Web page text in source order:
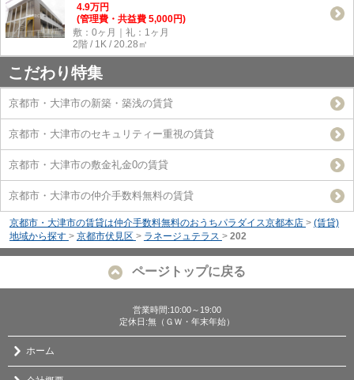
4.9万円
(管理費・共益費 5,000円)
敷：0ヶ月｜礼：1ヶ月
2階 / 1K / 20.28㎡
こだわり特集
京都市・大津市の新築・築浅の賃貸
京都市・大津市のセキュリティー重視の賃貸
京都市・大津市の敷金礼金0の賃貸
京都市・大津市の仲介手数料無料の賃貸
京都市・大津市の賃貸は仲介手数料無料のおうちパラダイス京都本店 > (賃貸)
地域から探す > 京都市伏見区 > ラネージュテラス > 202
ページトップに戻る
営業時間:10:00～19:00
定休日:無（ＧＷ・年末年始）
ホーム